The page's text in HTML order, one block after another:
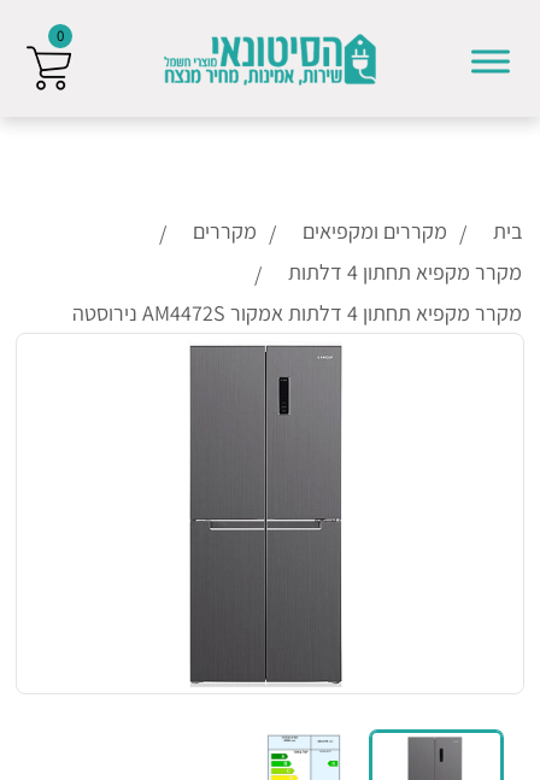
בית מקררים ומקפיאים
מקררים
מקרר מקפיא תחתון 4 דלתות
מקרר מקפיא תחתון 4 דלתות אמקור AM4472S נירוסטה
0